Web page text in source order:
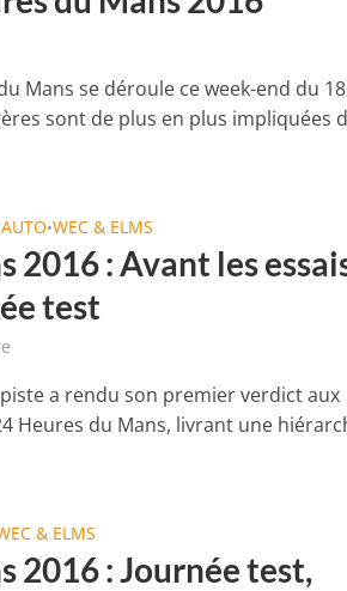
Mans se déroule ce week-end du
sont de plus en plus impliquées
•WEC & ELMS
2016 : Avant les
test
piste a rendu son premier verdict aux
Heures du Mans, livrant une
& ELMS
2016 : Journée test,